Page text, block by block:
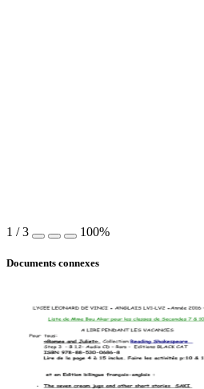
1 /3 100%
Documents connexes